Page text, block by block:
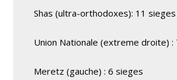
Shas (ultra-orthodoxes): 11 sieges
Union Nationale (extreme droite) :
Meretz (gauche) : 6 sieges